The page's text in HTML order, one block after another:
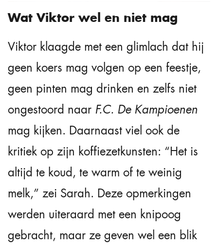
Wat Viktor wel en niet mag
Viktor klaagde met een glimlach dat hij
geen koers mag volgen op een feestje,
geen pinten mag drinken en zelfs niet
ongestoord naar F.C. De Kampioenen
mag kijken. Daarnaast viel ook de
kritiek op zijn koffiezetkunsten: “Het is
altijd te koud, te warm of te weinig
melk,” zei Sarah. Deze opmerkingen
werden uiteraard met een knipoog
gebracht, maar ze geven wel een blik